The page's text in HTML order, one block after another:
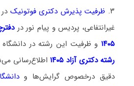
۳. ظرفیت پذیرش دکتری فوتونیک
غیرانتفاعی، پردیس و پیام نور در
۱۴۰۵و ظرفیت این رشته در دانشگاه
رشته دکتری آزاد ۱۴۰۵
اطلاع‌رسانی
دقیق درخصوص گرایش‌ها و